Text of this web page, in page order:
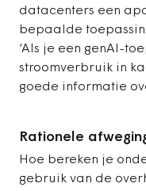
datacenters een
bepaalde
‘Als je een genAI-
stroomverbruik in
goede informatie
Rationele
Hoe bereken je
gebruik van de